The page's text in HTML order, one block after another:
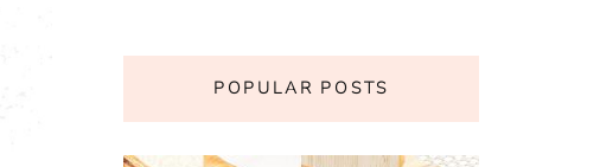
POPULAR POSTS